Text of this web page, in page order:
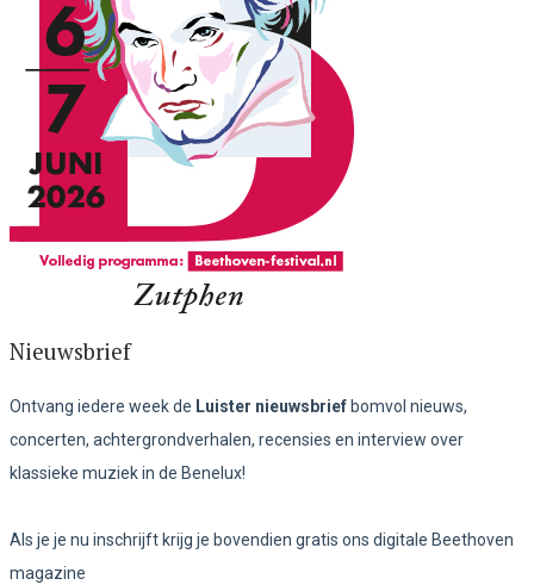
Nieuwsbrief
Ontvang iedere week de Luister nieuwsbrief bomvol nieuws,
concerten, achtergrondverhalen, recensies en interview over
klassieke muziek in de Benelux!
Als je je nu inschrijft krijg je bovendien gratis ons digitale Beethoven
magazine